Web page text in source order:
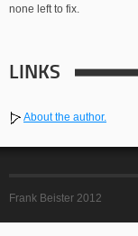
none left to fix.
LINKS
About the author.
Frank Beister 2012